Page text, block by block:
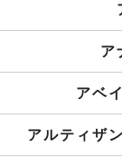
ア
アベ
アルティザ